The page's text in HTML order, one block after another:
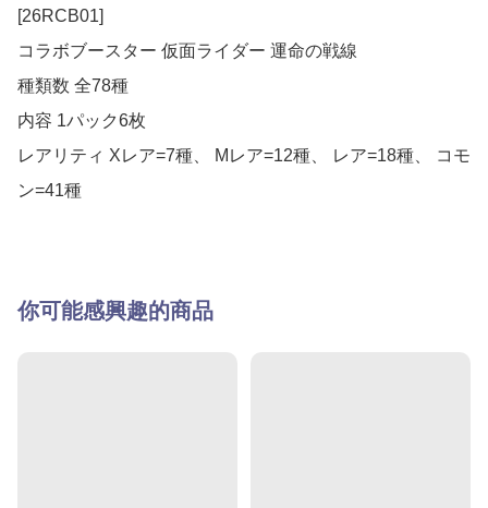
[26RCB01]
コラボブースター 仮面ライダー 運命の戦線
種類数 全78種
内容 1パック6枚
レアリティ Xレア=7種、 Mレア=12種、 レア=18種、 コモ
ン=41種
你可能感興趣的商品